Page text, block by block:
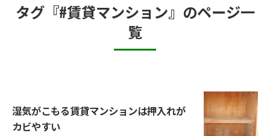
タグ『#賃貸マンション』のページ一
覧
湿気がこもる賃貸マンションは押入れが
カビやすい